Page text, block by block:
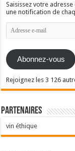
Saisissez votre
une notification de
Adresse
e-
Abonnez-vous
Rejoignez les 3 126
Partenaires
vin éthique